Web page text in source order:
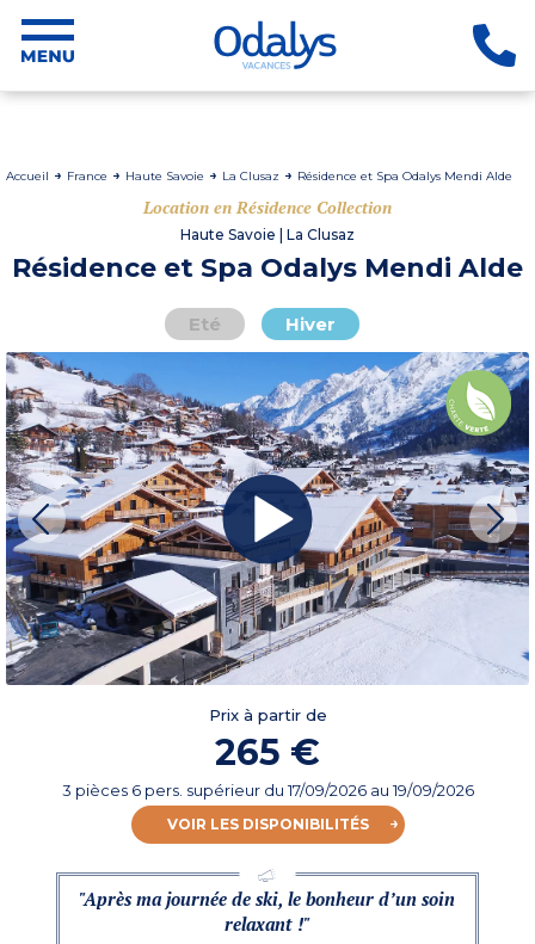
Accueil France Haute Savoie La Clusaz Résidence et Spa Odalys Mendi Alde
Location en Résidence Collection
Haute Savoie | La Clusaz
Résidence et Spa Odalys Mendi Alde
Eté Hiver
Prix à partir de
265 €
3 pièces 6 pers. supérieur du17/09/2026au 19/09/2026
VOIR LES DISPONIBILITÉS
"Après ma journée de ski, le bonheur d’un soin
relaxant !"